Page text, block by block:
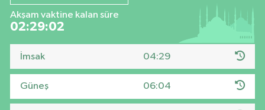
Akşam vaktine kalan süre
02:29:01
İmsak 04:29
Güneş 06:04